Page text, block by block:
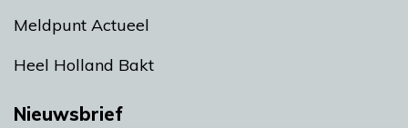
Meldpunt Actueel
Heel Holland Bakt
Nieuwsbrief